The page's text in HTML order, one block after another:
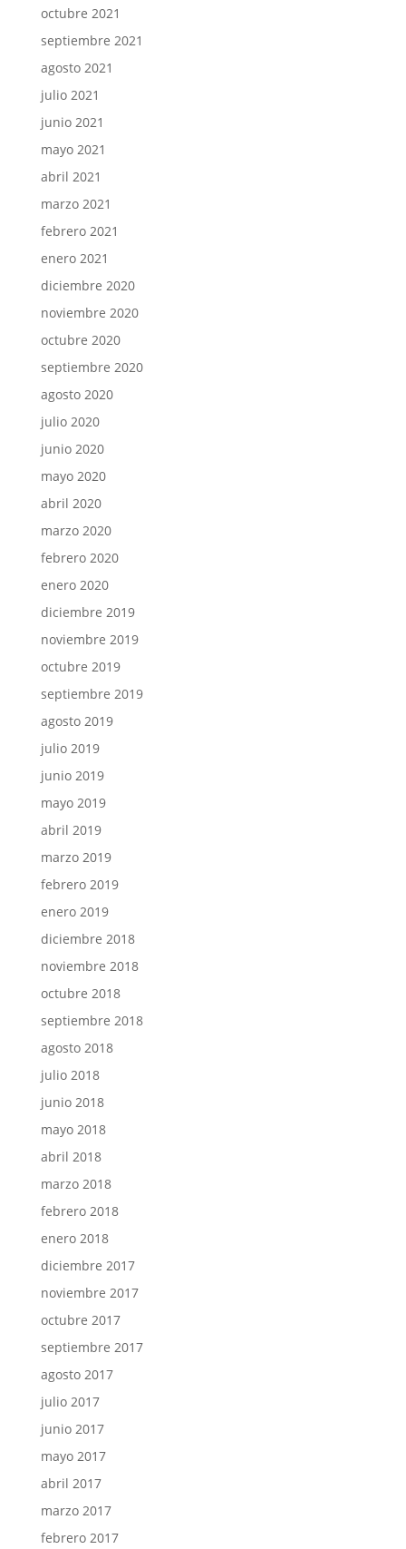
octubre 2021
septiembre 2021
agosto 2021
julio 2021
junio 2021
mayo 2021
abril 2021
marzo 2021
febrero 2021
enero 2021
diciembre 2020
noviembre 2020
octubre 2020
septiembre 2020
agosto 2020
julio 2020
junio 2020
mayo 2020
abril 2020
marzo 2020
febrero 2020
enero 2020
diciembre 2019
noviembre 2019
octubre 2019
septiembre 2019
agosto 2019
julio 2019
junio 2019
mayo 2019
abril 2019
marzo 2019
febrero 2019
enero 2019
diciembre 2018
noviembre 2018
octubre 2018
septiembre 2018
agosto 2018
julio 2018
junio 2018
mayo 2018
abril 2018
marzo 2018
febrero 2018
enero 2018
diciembre 2017
noviembre 2017
octubre 2017
septiembre 2017
agosto 2017
julio 2017
junio 2017
mayo 2017
abril 2017
marzo 2017
febrero 2017